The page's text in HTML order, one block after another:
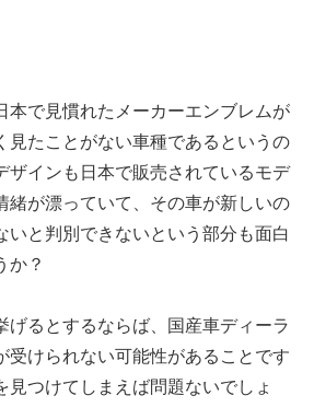
本で見慣れたメーカーエンブレムが
見たことがない車種であるというの
ザインも日本で販売されているモデ
緒が漂っていて、その車が新しいの
いと判別できないという部分も面白
か？
げるとするならば、国産車ディーラ
受けられない可能性があることです
見つけてしまえば問題ないでしょ